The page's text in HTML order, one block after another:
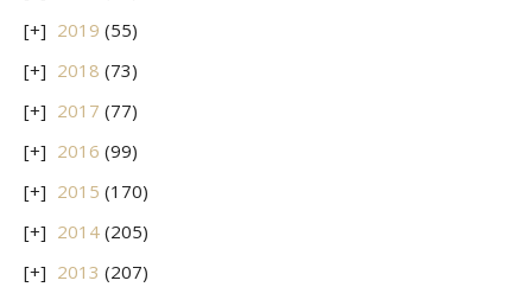
2019 (55)
2018 (73)
2017 (77)
2016 (99)
2015 (170)
2014 (205)
2013 (207)